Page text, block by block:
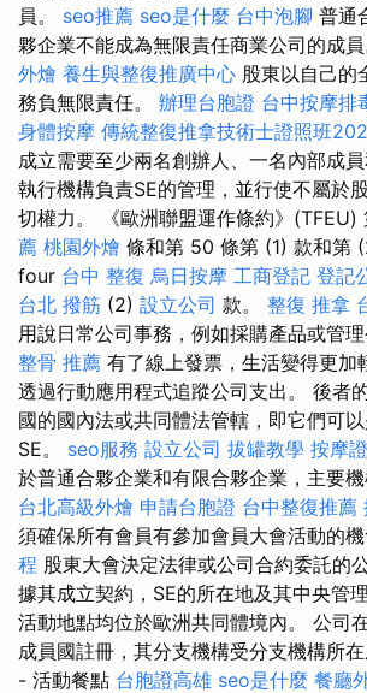
員。 seo推薦 seo是什麼 台中泡腳 普通
夥企業不能成為無限責任商業公司的成員
外燴 養生與整復推廣中心 股東以自己的
務負無限責任。 辦理台胞證 台中按摩排
身體按摩 傳統整復推拿技術士證照班
成立需要至少兩名創辦人、一名內部成員
執行機構負責SE的管理，並行使不屬於
切權力。 《歐洲聯盟運作條約》(TFEU)
薦 桃園外燴 條和第 50 條第 (1) 款和第
four 台中 整復 烏日按摩 工商登記 登記
台北 撥筋 (2) 設立公司 款。 整復 推拿
用說日常公司事務，例如採購產品或管理
整骨 推薦 有了線上發票，生活變得更加
透過行動應用程式追蹤公司支出。 後者
國的國內法或共同體法管轄，即它們可
SE。 seo服務 設立公司 拔罐教學 按摩
於普通合夥企業和有限合夥企業，主要機
台北高級外燴 申請台胞證 台中整復推薦
須確保所有會員有參加會員大會活動的機
程 股東大會決定法律或公司合約委託的
據其成立契約，SE的所在地及其中央管
活動地點均位於歐洲共同體境內。 公司
成員國註冊，其分支機構受分支機構所在
- 活動餐點 台胞證高雄 seo是什麼 餐廳